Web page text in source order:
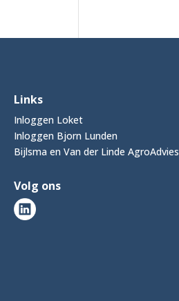
Links
Inloggen Loket
Inloggen Bjorn Lunden
Bijlsma en Van der Linde AgroAdvies
Volg ons